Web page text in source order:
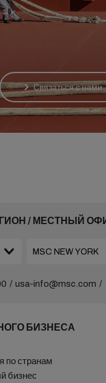
Связаться с нами
/ МЕСТНЫЙ
usa-info@msc.com
БИЗНЕСА
по странам
бизнес